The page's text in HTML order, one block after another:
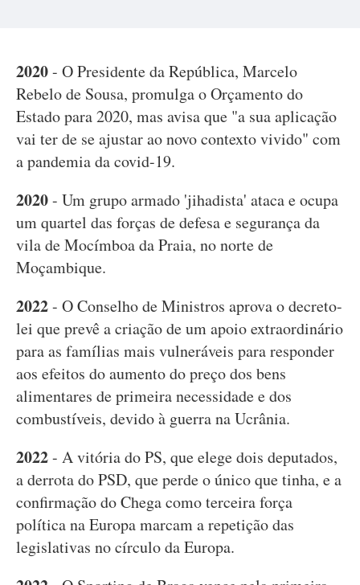
2020- O Presidente da República, Marcelo
Rebelo de Sousa, promulga o Orçamento do
Estado para 2020, mas avisa que "a sua aplicação
vai ter de se ajustar ao novo contexto vivido" com
a pandemia da covid-19.
2020- Um grupo armado 'jihadista' ataca e ocupa
um quartel das forças de defesa e segurança da
vila de Mocímboa da Praia, no norte de
Moçambique.
2022- O Conselho de Ministros aprova o decreto-
lei que prevê a criação de um apoio extraordinário
para as famílias mais vulneráveis para responder
aos efeitos do aumento do preço dos bens
alimentares de primeira necessidade e dos
combustíveis, devido à guerra na Ucrânia.
2022- A vitória do PS, que elege dois deputados,
a derrota do PSD, que perde o único que tinha, e a
confirmação do Chega como terceira força
política na Europa marcam a repetição das
legislativas no círculo da Europa.